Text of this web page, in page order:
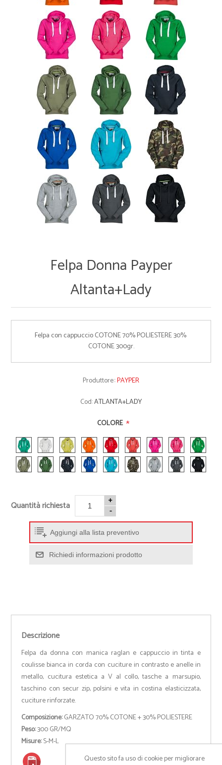
Felpa Donna Payper
Altanta+Lady
Felpa con cappuccio COTONE 70% POLIESTERE 30%
COTONE 300gr.
Produttore::PAYPER
Cod:ATLANTA+LADY
COLORE *
Quantità richiesta
+
-
Aggiungi alla lista preventivo
Richiedi informazioni prodotto
Descrizione
Felpa da donna con manica raglan e cappuccio in tinta e
coulisse bianca in corda con cuciture in contrasto e anelle in
metallo, cucitura estetica a V al collo, tasche a marsupio,
taschino con secur zip, polsini e vita in costina elasticizzata,
cuciture rinforzate.
Composizione:GARZATO 70% COTONE + 30% POLIESTERE
Peso:300 GR/MQ
Misure:S-M-L
Questo sito fa uso di cookie per migliorare